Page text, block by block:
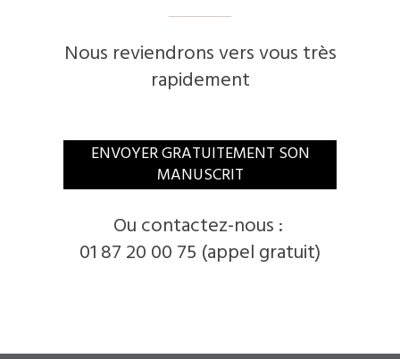
Nous reviendrons vers vous très
rapidement
​ENVOYER GRATUITEMENT SON
MANUSCRIT
​Ou contactez-nous :
01 87 20 00 75 (appel gratuit)